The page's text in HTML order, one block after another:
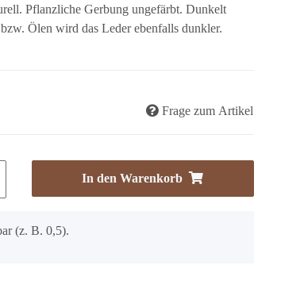
Pflanzliche Gerbung ungefärbt. Dunkelt
Ölen wird das Leder ebenfalls dunkler.
Frage zum Artikel
In den Warenkorb
(z. B. 0,5).